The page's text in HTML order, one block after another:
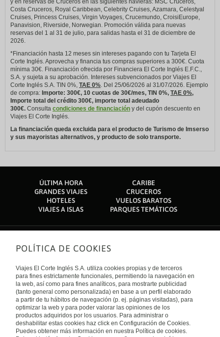
y en reservas de Cruceros en las siguientes navieras: MSC Cruceros,
Costa Cruceros, Royal Caribbean, Celebrity Cruises, Azamara, Celestyal
Cruises, Princess Cruises, Virgin Voyages, Crucemundo, CroisiEurope,
Panavision, Riverside, Norwegian. Promoción válida para nuevas
reservas del 1 al 31 de julio, para salidas hasta el 31 de diciembre de
2026.
*Financiación hasta 12 meses sin intereses pagando con tu Tarjeta El
Corte Inglés. Aprovecha y financia tus compras superiores a 300€. Cuota
mínima 30€. Financiación ofrecida por Financiera El Corte Inglés E.F.C.,
S.A. y sujeta a su aprobación. Intereses subvencionados por Viajes El
Corte Inglés S.A. TIN 0%, TAE 0%. Del 25/06/2026 al 31/07/2026. Ejemplo
de compra: Importe: 300€, 10 cuotas de 30€/mes, TIN 0%, TAE 0%,
Importe total del crédito 300€, importe total adeudado
300€. Consulta condiciones de financiación y del cupón descuento en
Viajes El Corte Inglés.
La financiación queda excluida para el producto de Turismo de Imserso
y sus mayoristas alternativos, y producto de solo transporte.
ÚLTIMA HORA
CARIBE
GRANDES VIAJES
CRUCEROS
HOTELES
VUELOS BARATOS
VIAJES A ISLAS
PARQUES TEMÁTICOS
Sobre nosotros
Quiénes somos
Financiación
Sostenibilidad
Turismo accesible
Tarjeta El Corte Inglés
Trabaja con nosotros
El Corte Inglés
Canal Ético
Enlaces de interés
Guías de viaje
Catálogos
Auto check-in
Condiciones Generales
Política de privacidad
Política de cookies
Internacional
España
POLÍTICA DE COOKIES
Viajes El Corte Inglés S.A. utiliza cookies propias y de terceros
para fines estrictamente funcionales, permitiendo la navegación en
la web, así como para fines analíticos, para mostrarte publicidad
(tanto general como personalizada) en base a un perfil elaborado
a partir de tu hábitos de navegación (p. ej. páginas visitadas), para
optimizar la web y para poder valorar las opiniones de los
productos adquiridos por los usuarios. Para administrar o
deshabilitar estas cookies haz click en Configuración de Cookies.
Puedes obtener más información en nuestra Política de cookies.